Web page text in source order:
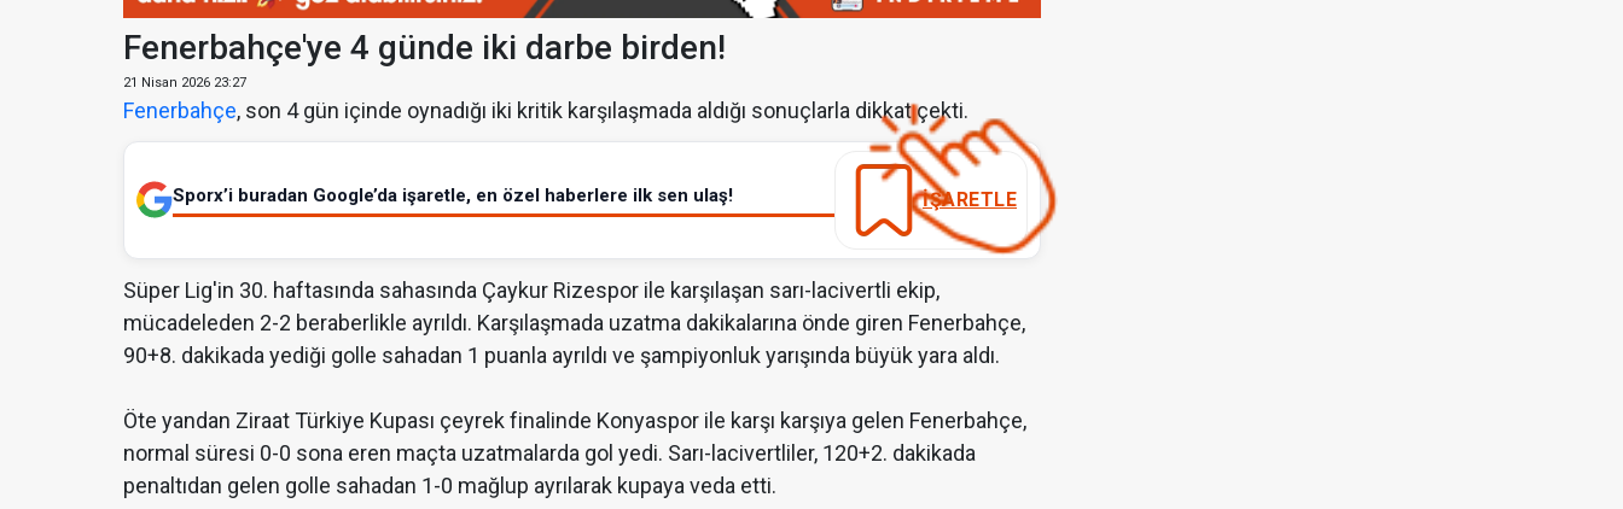
Fenerbahçe'ye 4 günde iki darbe birden!
21 Nisan 2026 23:27
Fenerbahçe, son 4 gün içinde oynadığı iki kritik karşılaşmada aldığı sonuçlarla dikkat çekti.
Sporx’i buradan Google’da işaretle, en özel haberlere ilk sen ulaş! İŞARETLE
Süper Lig'in 30. haftasında sahasında Çaykur Rizespor ile karşılaşan sarı-lacivertli ekip,
mücadeleden 2-2 beraberlikle ayrıldı. Karşılaşmada uzatma dakikalarına önde giren Fenerbahçe,
90+8. dakikada yediği golle sahadan 1 puanla ayrıldı ve şampiyonluk yarışında büyük yara aldı.
Öte yandan Ziraat Türkiye Kupası çeyrek finalinde Konyaspor ile karşı karşıya gelen Fenerbahçe,
normal süresi 0-0 sona eren maçta uzatmalarda gol yedi. Sarı-lacivertliler, 120+2. dakikada
penaltıdan gelen golle sahadan 1-0 mağlup ayrılarak kupaya veda etti.